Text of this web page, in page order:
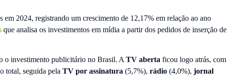
2024, registrando um crescimento de 12,17% em relação ao ano
que analisa os investimentos em mídia a partir dos pedidos de inserção de
o investimento publicitário no Brasil. A TV aberta ficou logo atrás, com
total, seguida pela TV por assinatura (5,7%), rádio (4,0%), jornal